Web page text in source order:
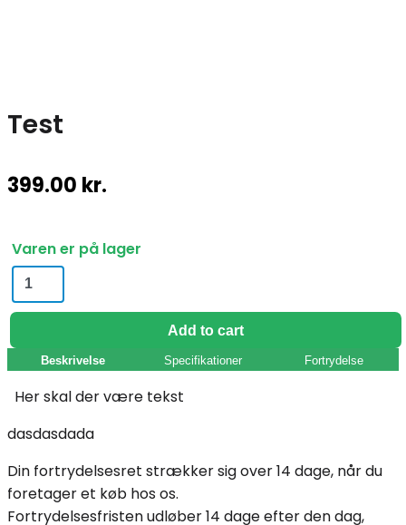
Test
399.00 kr.
Varen er på lager
Test
quantity
Add to cart
Beskrivelse Specifikationer Fortrydelse
Her skal der være tekst
dasdasdada
Din fortrydelsesret strækker sig over 14 dage, når du
foretager et køb hos os.
Fortrydelsesfristen udløber 14 dage efter den dag,